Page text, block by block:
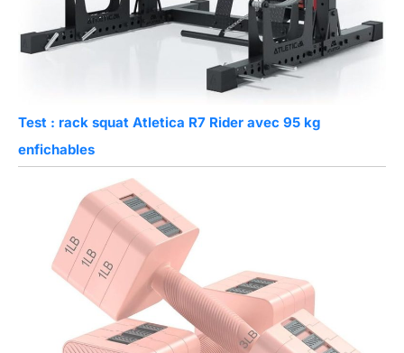
Test : rack squat Atletica R7 Rider avec 95 kg
enfichables